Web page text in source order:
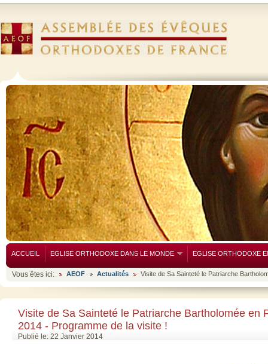
ACCUEIL EGLISE ORTHODOXE DANS LE MONDE EGLISE ORTHODOXE
Vous êtes ici: AEOF Actualités Visite de Sa Sainteté le Patriarche
Visite de Sa Sainteté le Patriarche Bartholomée en
2014 - Programme de la visite !
Publié le: 22 Janvier 2014